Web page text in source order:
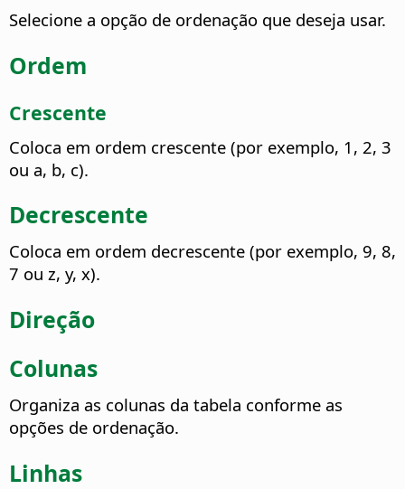
Selecione a opção de ordenação que deseja usar.
Ordem
Crescente
Coloca em ordem crescente (por exemplo, 1, 2, 3
ou a, b, c).
Decrescente
Coloca em ordem decrescente (por exemplo, 9, 8,
7 ou z, y, x).
Direção
Colunas
Organiza as colunas da tabela conforme as
opções de ordenação.
Linhas